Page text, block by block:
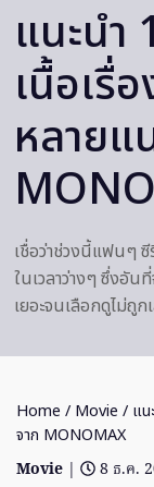
แนะนำ
เนื้อเรื่
หลายแ
เชื่อว่าช่วงนี้แฟนๆ
ในเวลาว่างๆ ซึ่งอั
เยอะจนเลือกดูไม่ถูก
Home / Movie / แน
จาก MONOMAX
Movie |
8 ธ.ค.